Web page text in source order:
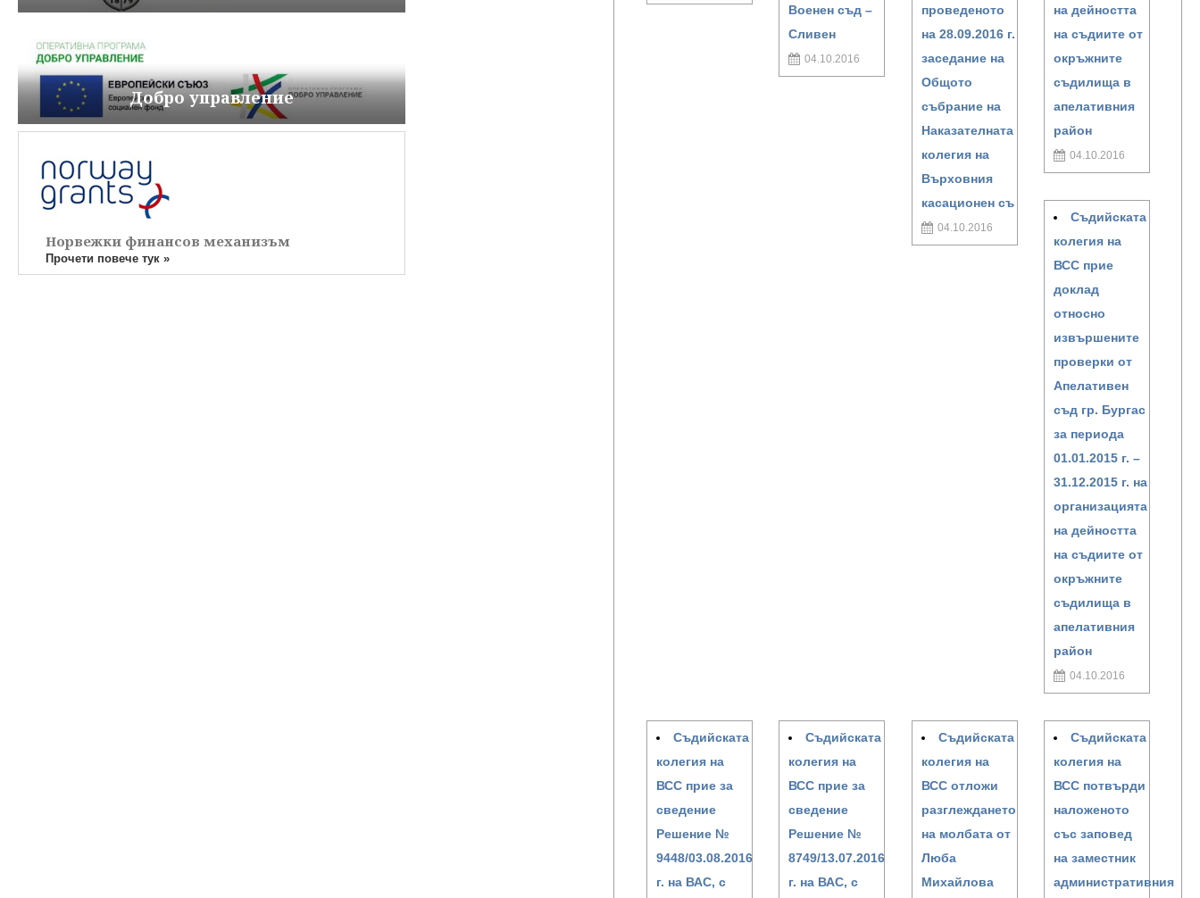
Добро управление
Норвежки финансов механизъм
Прочети повече тук »
Военен съд –
Сливен
04.10.2016
проведеното
на 28.09.2016 г.
заседание на
Общото
събрание на
Наказателната
колегия на
Върховния
касационен съ
04.10.2016
на дейността
на съдиите от
окръжните
съдилища в
апелативния
район
04.10.2016
Съдийската
колегия на
ВСС прие
доклад
относно
извършените
проверки от
Апелативен
съд гр. Бургас
за периода
01.01.2015 г. –
31.12.2015 г. на
организацията
на дейността
на съдиите от
окръжните
съдилища в
апелативния
район
04.10.2016
Съдийската
колегия на
ВСС прие за
сведение
Решение №
9448/03.08.2016
г. на ВАС, с
Съдийската
колегия на
ВСС прие за
сведение
Решение №
8749/13.07.2016
г. на ВАС, с
Съдийската
колегия на
ВСС отложи
разглеждането
на молбата от
Люба
Михайлова
Съдийската
колегия на
ВСС потвърди
наложеното
със заповед
на заместник
административния